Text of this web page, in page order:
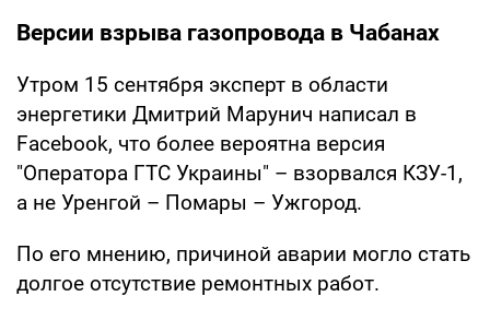
Версии взрыва газопровода в Чабанах
Утром 15 сентября эксперт в области
энергетики Дмитрий Марунич написал в
Facebook, что более вероятна версия
"Оператора ГТС Украины" – взорвался КЗУ-1,
а не Уренгой – Помары – Ужгород.
По его мнению, причиной аварии могло стать
долгое отсутствие ремонтных работ.